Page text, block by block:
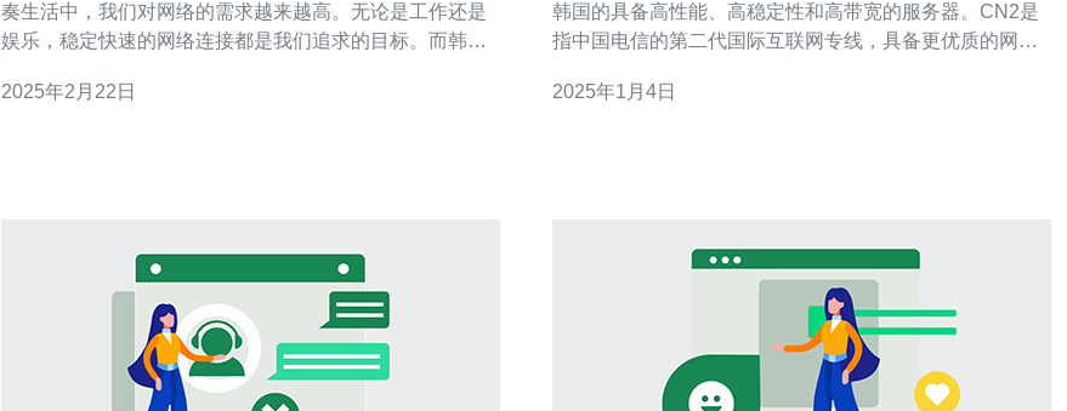
奏生活中，我们对网络的需求越来越高。无论是工作还是
娱乐，稳定快速的网络连接都是我们追求的目标。而韩国
线路服务器是指通过中国联通的CN2 GIA国际出口带宽接
2025年2月22日
韩国的具备高性能、高稳定性和高带宽的服务器。CN2是
指中国电信的第二代国际互联网专线，具备更优质的网络
有先进的技术和设备，很受国内外用户的青睐。 选择韩国
2025年1月4日